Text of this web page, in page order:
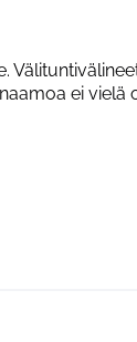
ei vielä